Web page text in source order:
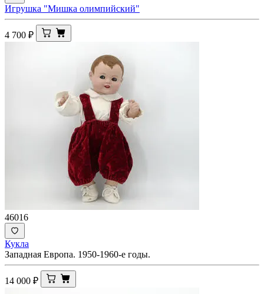
Игрушка "Мишка олимпийский"
4 700 ₽
46016
Кукла
Западная Европа. 1950-1960-е годы.
14 000 ₽